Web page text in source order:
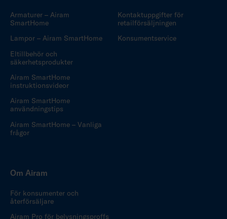
Armaturer – Airam
SmartHome
Lampor – Airam SmartHome
Eltillbehör och
säkerhetsprodukter
Airam SmartHome
instruktionsvideor
Airam SmartHome
användningstips
Airam SmartHome – Vanliga
frågor
Kontaktuppgifter för
retailförsäljningen
Konsumentservice
Om Airam
För konsumenter och
återförsäljare
Airam Pro för belysningsproffs